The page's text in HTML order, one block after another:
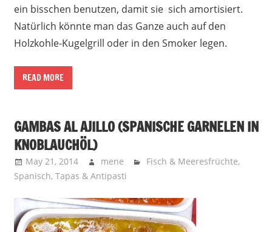
ein bisschen benutzen, damit sie sich amortisiert.
Natürlich könnte man das Ganze auch auf den
Holzkohle-Kugelgrill oder in den Smoker legen.
READ MORE
GAMBAS AL AJILLO (SPANISCHE GARNELEN IN
KNOBLAUCHÖL)
May 21, 2014 mene Fisch & Meeresfrüchte,
Spanisch, Tapas & Antipasti